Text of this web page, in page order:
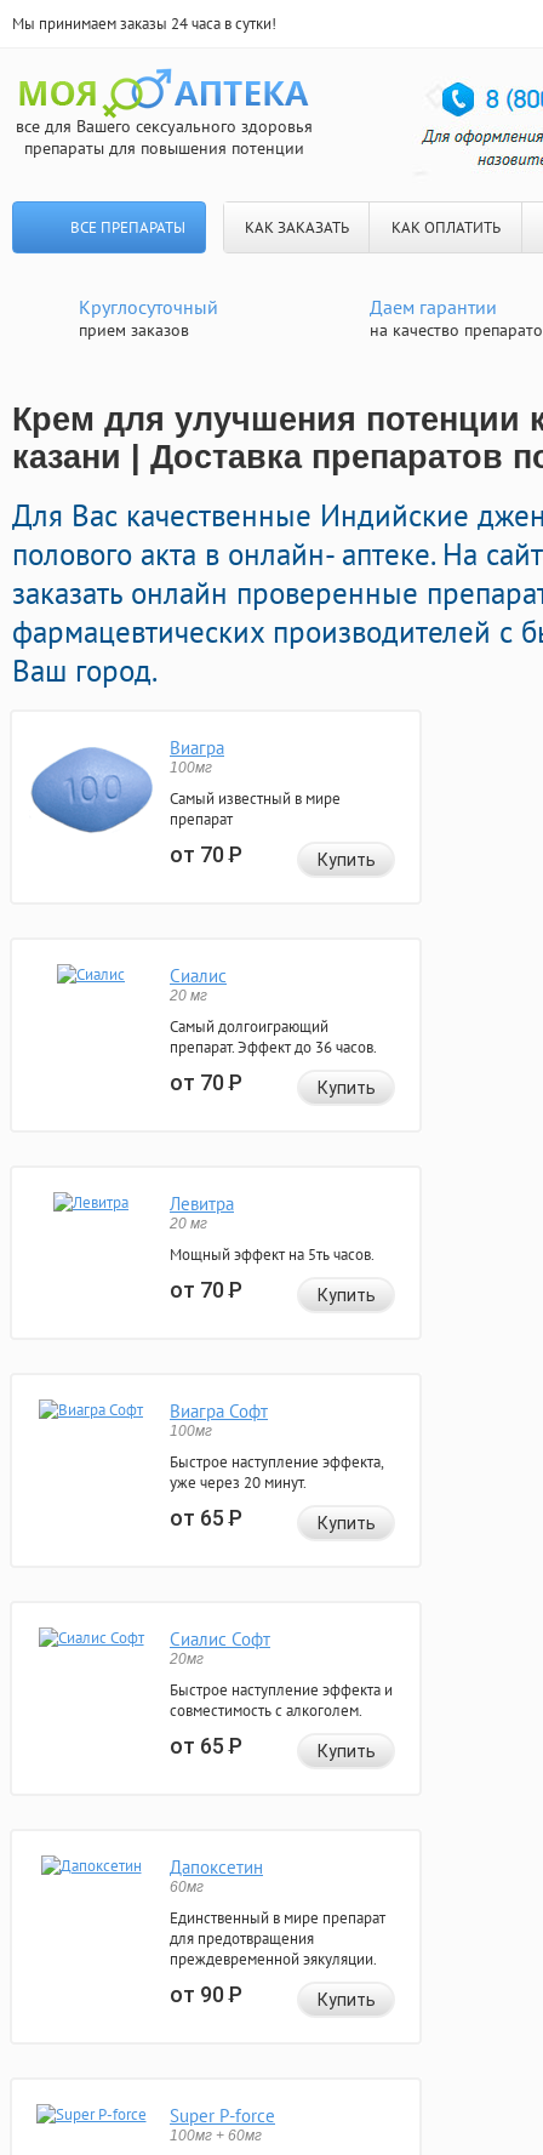
Мы принимаем заказы 24 часа в сутки!
все для Вашего сексуального здоровья
препараты для повышения потенции
ВСЕ ПРЕПАРАТЫ КАК ЗАКАЗАТЬ КАК ОПЛАТИТЬ
Круглосуточный
прием заказов
Даем гарантии
на качество
Крем для улучшения потенции
казани | Доставка препаратов
Для Вас качественные Индийские
полового акта в онлайн- аптеке. На
заказать онлайн проверенные
фармацевтических производителей с
Ваш город.
Виагра
100мг
Самый известный в мире
препарат
от 70Р Купить
Сиалис
20 мг
Самый долгоиграющий
препарат. Эффект до 36 часов.
от 70Р Купить
Левитра
20 мг
Мощный эффект на 5ть часов.
от 70Р Купить
Виагра Софт
100мг
Быстрое наступление эффекта,
уже через 20 минут.
от 65Р Купить
Сиалис Софт
20мг
Быстрое наступление эффекта и
совместимость с алкоголем.
от 65Р Купить
Дапоксетин
60мг
Единственный в мире препарат
для предотвращения
преждевременной эякуляции.
от 90Р Купить
Super P-force
100мг + 60мг